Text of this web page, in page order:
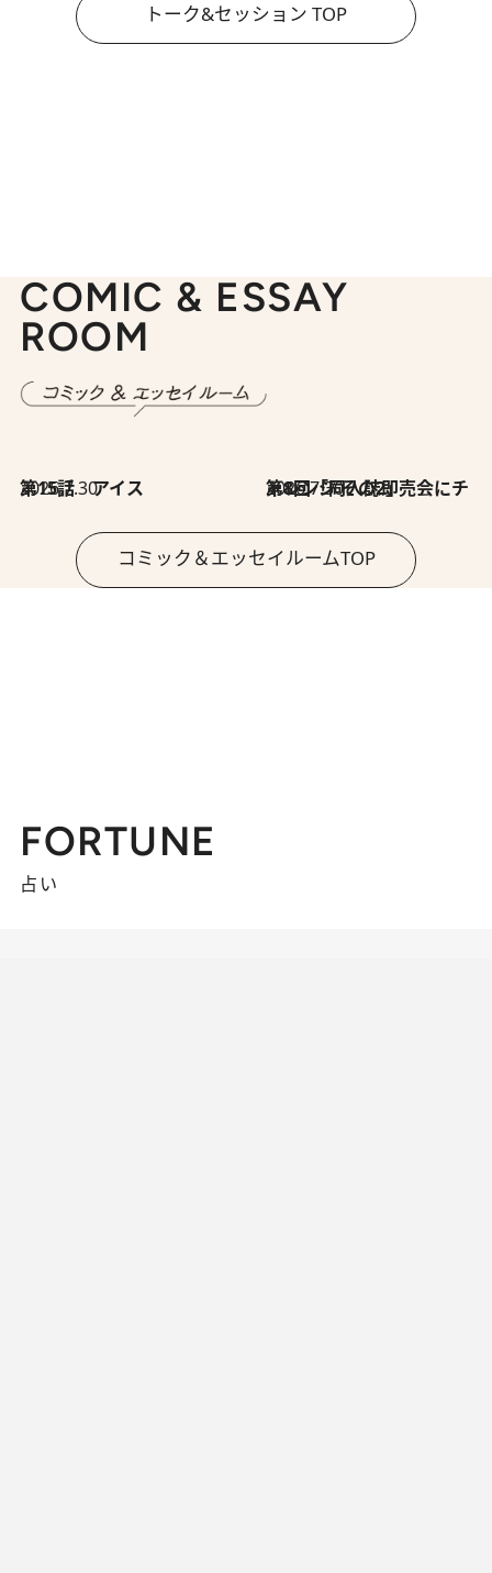
トーク&セッション TOP
COMIC & ESSAY
ROOM
2026.7.30
第15話 アイス 2026.7.30
第8回「同人誌即売会にチャレンジ その2」
コミック＆エッセイルームTOP
FORTUNE
占い